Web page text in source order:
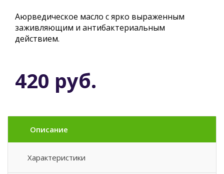
Аюрведическое масло с ярко выраженным
заживляющим и антибактериальным
действием.
420 руб.
Описание
Характеристики